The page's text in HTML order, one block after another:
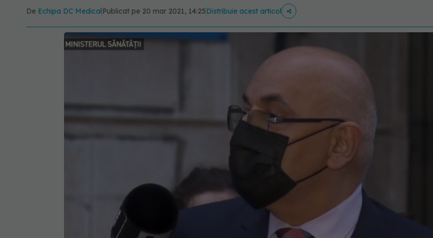
De Echipa DC Medical Publicat pe 20 mar 2021, 14:25Distribuie acest articol